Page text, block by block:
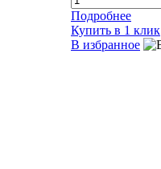
Подробнее
Купить в 1 клик
В избранное